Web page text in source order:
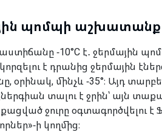
պոմպի աշխատանք
-10°C է․ ջերմային
կորզելու է դրանից ջերմային
օրինակ, մինչև -35°։ Այդ
տալու է ջրին՝ այն
ջուրը օգտագործվելու
ի կողմից։